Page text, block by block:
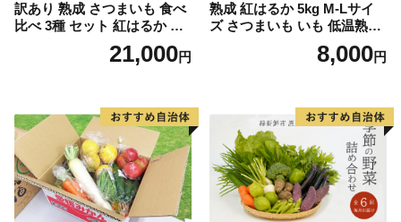
訳あり 熟成 さつまいも 食べ
比べ 3種 セット 紅はるか 安
納芋 シルクスイート 合計 15
kg サイズ混合 サツマイモ 焼
芋 ほしいも スイートポテト
いも天 サイズミックス 甘い
ねっとり 生芋 新芋 あんのう
いも 甘藷 べにはるか スイー
ツ 国産 糖度 産地直送 農家直
送 数量限定 21000円 愛媛 愛
南 ミッチーのおみかん畑
21,000円
熟成 紅はるか 5kg M-Lサイ
ズ さつまいも いも 低温熟成
完全熟成収穫 甘い 糖度 焼き
芋 やきいも スイートポテト
8,000円